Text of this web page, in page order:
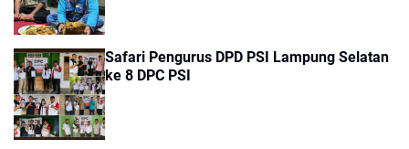
Safari Pengurus DPD PSI Lampung Selatan
ke 8 DPC PSI